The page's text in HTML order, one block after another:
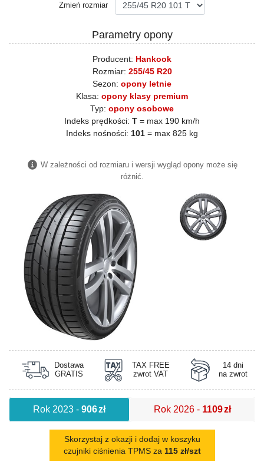
Zmień rozmiar
Parametry opony
Producent: Hankook
Rozmiar: 255/45 R20
Sezon: opony letnie
Klasa: opony klasy premium
Typ: opony osobowe
Indeks prędkości: T = max 190 km/h
Indeks nośności: 101 = max 825 kg
W zależności od rozmiaru i wersji wygląd opony może się
różnić.
Dostawa
GRATIS
TAX FREE
zwrot VAT
14 dni
na zwrot
Rok 2023 -906zł Rok 2026 - 1109zł
Skorzystaj z okazji i dodaj w koszyku
czujniki ciśnienia TPMS za 115 zł/szt